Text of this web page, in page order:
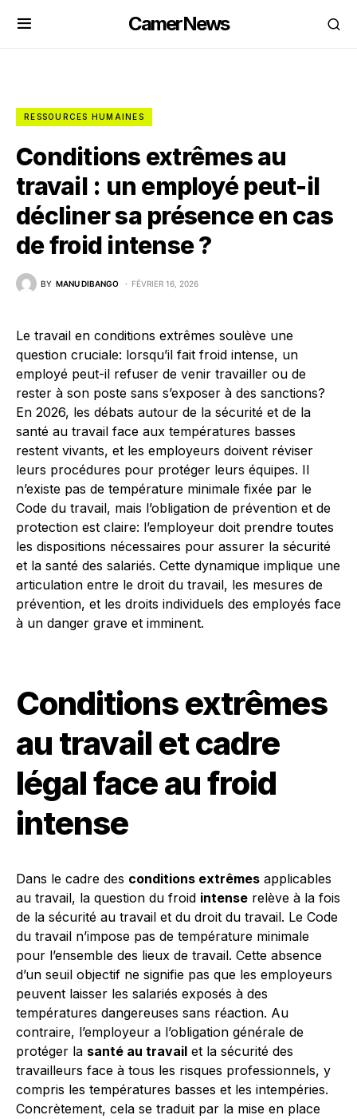
CamerNews
RESSOURCES HUMAINES
Conditions extrêmes au
travail : un employé peut-il
décliner sa présence en cas
de froid intense ?
BY MANU DIBANGO FÉVRIER 16, 2026
Le travail en conditions extrêmes soulève une
question cruciale: lorsqu’il fait froid intense, un
employé peut-il refuser de venir travailler ou de
rester à son poste sans s’exposer à des sanctions?
En 2026, les débats autour de la sécurité et de la
santé au travail face aux températures basses
restent vivants, et les employeurs doivent réviser
leurs procédures pour protéger leurs équipes. Il
n’existe pas de température minimale fixée par le
Code du travail, mais l’obligation de prévention et de
protection est claire: l’employeur doit prendre toutes
les dispositions nécessaires pour assurer la sécurité
et la santé des salariés. Cette dynamique implique une
articulation entre le droit du travail, les mesures de
prévention, et les droits individuels des employés face
à un danger grave et imminent.
Conditions extrêmes
au travail et cadre
légal face au froid
intense
Dans le cadre des conditions extrêmes applicables
au travail, la question du froid intense relève à la fois
de la sécurité au travail et du droit du travail. Le Code
du travail n’impose pas de température minimale
pour l’ensemble des lieux de travail. Cette absence
d’un seuil objectif ne signifie pas que les employeurs
peuvent laisser les salariés exposés à des
températures dangereuses sans réaction. Au
contraire, l’employeur a l’obligation générale de
protéger la santé au travail et la sécurité des
travailleurs face à tous les risques professionnels, y
compris les températures basses et les intempéries.
Concrètement, cela se traduit par la mise en place